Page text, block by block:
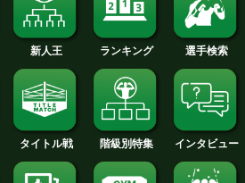
2014年
2013年